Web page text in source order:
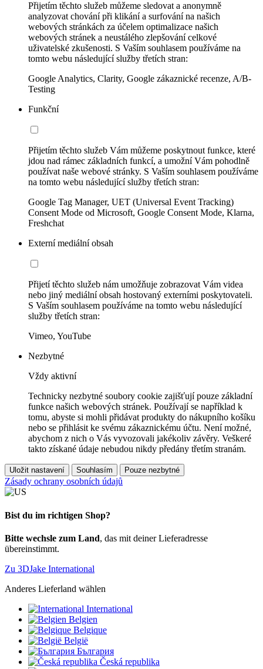
Přijetím těchto služeb můžeme sledovat a anonymně
analyzovat chování při klikání a surfování na našich
webových stránkách za účelem optimalizace našich
webových stránek a neustálého zlepšování celkové
uživatelské zkušenosti. S Vaším souhlasem používáme na
tomto webu následující služby třetích stran:
Google Analytics, Clarity, Google zákaznické recenze, A/B-
Testing
Funkční
Přijetím těchto služeb Vám můžeme poskytnout funkce, které
jdou nad rámec základních funkcí, a umožní Vám pohodlně
používat naše webové stránky. S Vaším souhlasem používáme
na tomto webu následující služby třetích stran:
Google Tag Manager, UET (Universal Event Tracking)
Consent Mode od Microsoft, Google Consent Mode, Klarna,
Freshchat
Externí mediální obsah
Přijetí těchto služeb nám umožňuje zobrazovat Vám videa
nebo jiný mediální obsah hostovaný externími poskytovateli.
S Vaším souhlasem používáme na tomto webu následující
služby třetích stran:
Vimeo, YouTube
Nezbytné
Vždy aktivní
Technicky nezbytné soubory cookie zajišťují pouze základní
funkce našich webových stránek. Používají se například k
tomu, abyste si mohli přidávat produkty do nákupního košíku
nebo se přihlásit ke svému zákaznickému účtu. Není možné,
abychom z nich o Vás vyvozovali jakékoliv závěry. Veškeré
takto získané údaje nebudou nikdy předány třetím stranám.
Uložit nastavení Souhlasím Pouze nezbytné
Zásady ochrany osobních údajů
Bist du im richtigen Shop?
Bitte wechsle zum Land, das mit deiner Lieferadresse
übereinstimmt.
Zu 3DJake International
Anderes Lieferland wählen
International
Belgien
Belgique
België
България
Česká republika